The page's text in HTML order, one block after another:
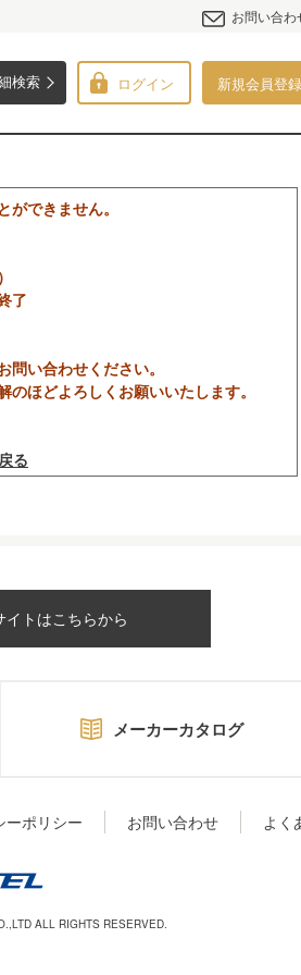
お問い合わ
検索 ログイン 新規会員登録
できません。
）
了
問い合わせください。
ほどよろしくお願いいたします。
る
トはこちらから
メーカーカタログ
ーポリシー お問い合わせ よく
ALL RIGHTS RESERVED.